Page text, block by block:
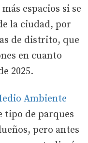
espacios si se
la ciudad, por
de distrito, que
en cuanto
2025.
Ambiente
tipo de parques
pero antes